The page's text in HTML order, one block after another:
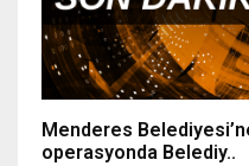
Menderes
operasyonda Belediy..